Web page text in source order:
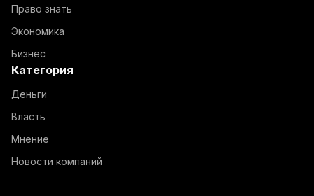
Право знать
Экономика
Бизнес
Категория
Деньги
Власть
Мнение
Новости компаний